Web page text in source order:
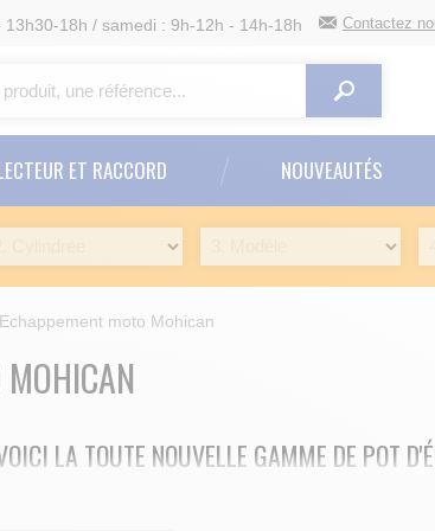
18h / samedi : 9h-12h - 14h-18h Contactez
ET RACCORD NOUVEAUTÉS
moto Mohican
LA TOUTE NOUVELLE GAMME DE POT